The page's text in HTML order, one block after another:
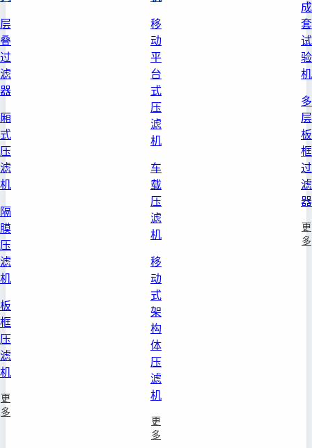
层
叠
过
滤
器
厢
式
压
滤
机
隔
膜
压
滤
机
板
框
压
滤
机
更
多
移
动
平
台
式
压
滤
机
车
载
压
滤
机
移
动
式
架
构
体
压
滤
机
更
多
成
套
试
验
机
多
层
板
框
过
滤
器
更
多